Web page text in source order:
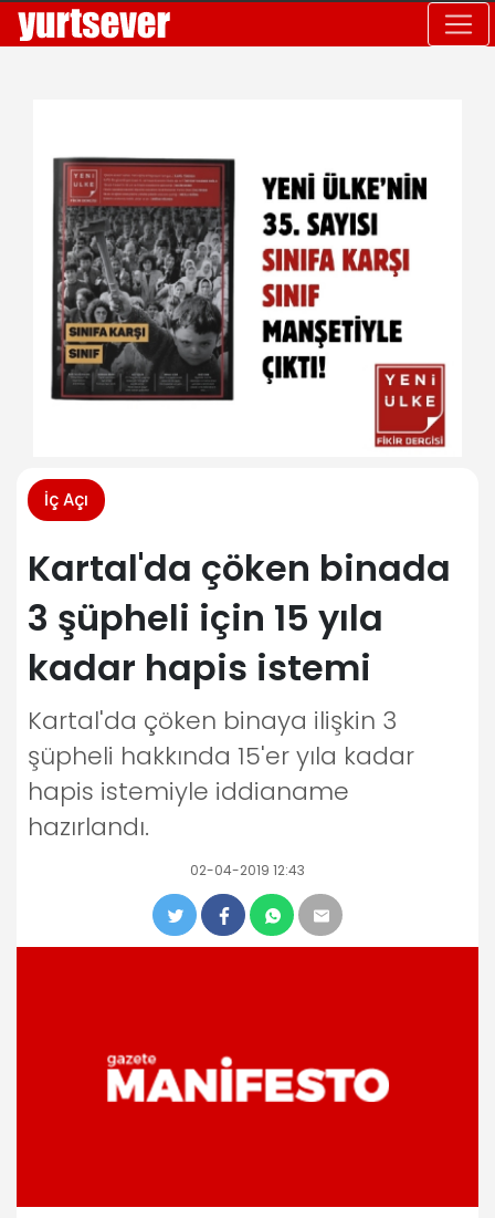
İç Açı
Kartal'da çöken binada
3 şüpheli için 15 yıla
kadar hapis istemi
Kartal'da çöken binaya ilişkin 3
şüpheli hakkında 15'er yıla kadar
hapis istemiyle iddianame
hazırlandı.
02-04-2019 12:43